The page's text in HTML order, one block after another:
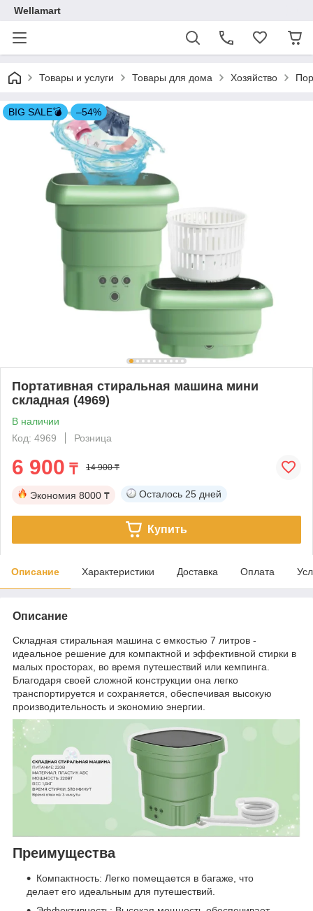
Wellamart
Товары и услуги Товары для дома Хозяйство
BIG SALE💣 –54%
Портативная стиральная машина мини
складная (4969)
В наличии
Код: 4969
Розница
6 900 ₸ 14 900 ₸
Экономия 8000 ₸ Осталось 25 дней
Купить
Описание Характеристики Доставка Оплата
Описание
Складная стиральная машина с емкостью 7 литров -
идеальное решение для компактной и эффективной стирки в
малых просторах, во время путешествий или кемпинга.
Благодаря своей сложной конструкции она легко
транспортируется и сохраняется, обеспечивая высокую
производительность и экономию энергии.
Преимущества
Компактность: Легко помещается в багаже, что
делает его идеальным для путешествий.